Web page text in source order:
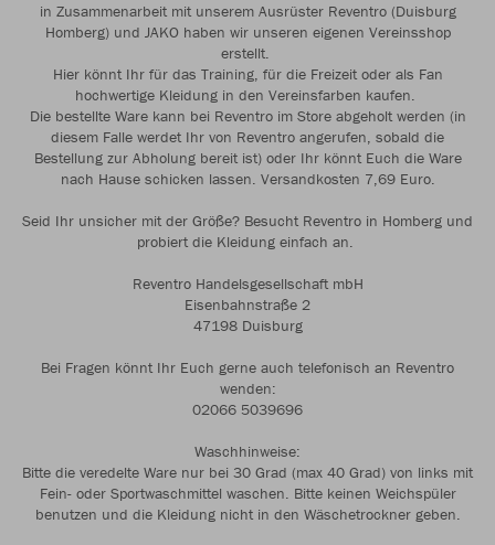
in Zusammenarbeit mit unserem Ausrüster Reventro (Duisburg
Homberg) und JAKO haben wir unseren eigenen Vereinsshop
erstellt.
Hier könnt Ihr für das Training, für die Freizeit oder als Fan
hochwertige Kleidung in den Vereinsfarben kaufen.
Die bestellte Ware kann bei Reventro im Store abgeholt werden (in
diesem Falle werdet Ihr von Reventro angerufen, sobald die
Bestellung zur Abholung bereit ist) oder Ihr könnt Euch die Ware
nach Hause schicken lassen. Versandkosten 7,69 Euro.
Seid Ihr unsicher mit der Größe? Besucht Reventro in Homberg und
probiert die Kleidung einfach an.
Reventro Handelsgesellschaft mbH
Eisenbahnstraße 2
47198 Duisburg
Bei Fragen könnt Ihr Euch gerne auch telefonisch an Reventro
wenden:
02066 5039696
Waschhinweise:
Bitte die veredelte Ware nur bei 30 Grad (max 40 Grad) von links mit
Fein- oder Sportwaschmittel waschen. Bitte keinen Weichspüler
benutzen und die Kleidung nicht in den Wäschetrockner geben.